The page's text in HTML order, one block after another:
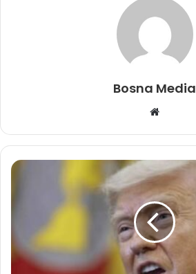
Bosna Media
Website